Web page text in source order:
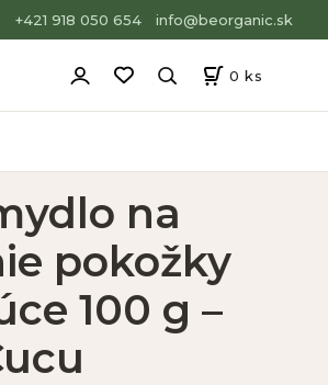
0 ks
+421 918 050 654 info@beorganic.sk
na
pokožky
100 g –